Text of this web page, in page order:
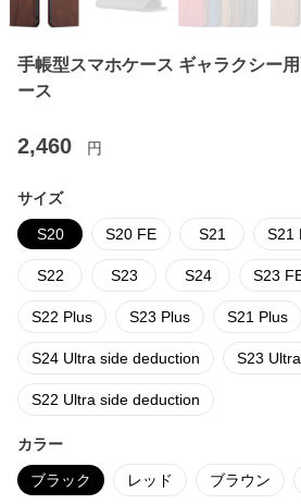
手帳型スマホケース ギャラクシー
ース
2,460 円
サイズ
S20 S20 FE S21 S21
S22 S23 S24 S23
S22 Plus S23 Plus S21 Plus
S24 Ultra side deduction S23
S22 Ultra side deduction
カラー
ブラック レッド ブラウン